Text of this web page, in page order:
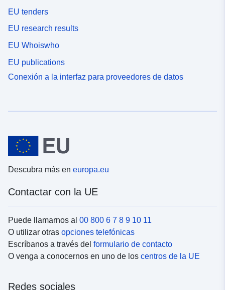
EU tenders
EU research results
EU Whoiswho
EU publications
Conexión a la interfaz para proveedores de datos
Descubra más en europa.eu
Contactar con la UE
Puede llamarnos al 00 800 6 7 8 9 10 11
O utilizar otras opciones telefónicas
Escríbanos a través del formulario de contacto
O venga a conocernos en uno de los centros de la UE
Redes sociales